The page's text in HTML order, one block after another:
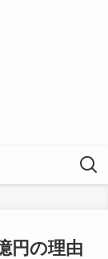
円の理由